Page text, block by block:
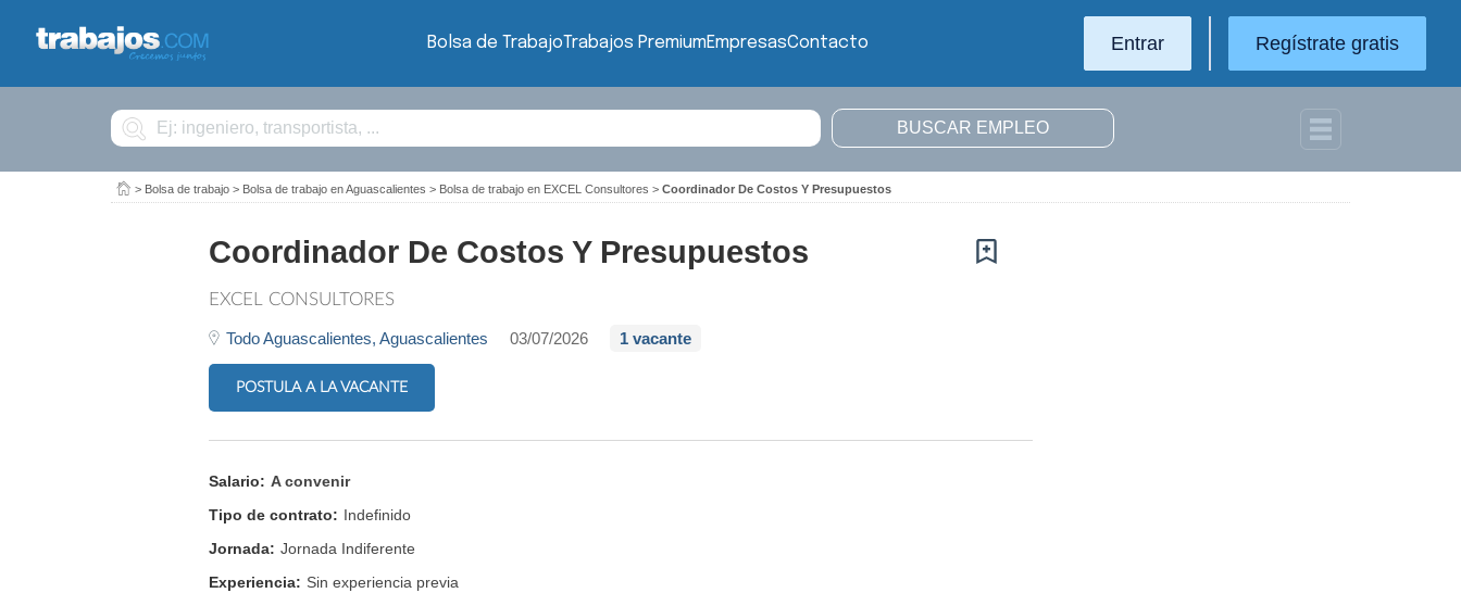
Bolsa de TrabajoTrabajos PremiumEmpresasContacto Entrar Regístrate gratis
Buscar
> Bolsa de trabajo > Bolsa de trabajo en Aguascalientes > Bolsa de trabajo en EXCEL Consultores > Coordinador De Costos Y Presupuestos
Coordinador De Costos Y Presupuestos
EXCEL CONSULTORES
Todo Aguascalientes, Aguascalientes 03/07/2026 1 vacante
POSTULA A LA VACANTE
Salario: A convenir
Tipo de contrato: Indefinido
Jornada: Jornada Indiferente
Experiencia: Sin experiencia previa